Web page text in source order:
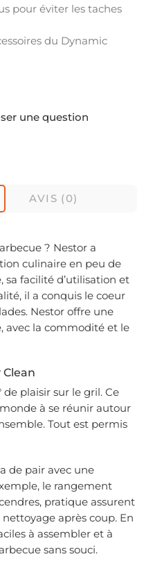
pour éviter les taches
du Dynamic
une question
AVIS (0)
? Nestor a
culinaire en peu de
sa facilité d’utilisation et
il a conquis le coeur
Nestor offre une
avec la commodité et le
Clean
de plaisir sur le gril. Ce
à se réunir autour
Tout est permis
de pair avec une
le rangement
pratique assurent
après coup. En
à assembler et à
sans souci.